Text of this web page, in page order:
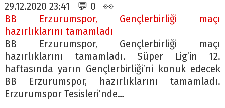
29.12.2020 23:41 💬 0 👀
BB Erzurumspor, Gençlerbirliği maçı
hazırlıklarını tamamladı
BB Erzurumspor, Gençlerbirliği maçı
hazırlıklarını tamamladı. Süper Lig’in 12.
haftasında yarın Gençlerbirliği’ni konuk edecek
BB Erzurumspor, hazırlıklarını tamamladı.
Erzurumspor Tesisleri’nde…